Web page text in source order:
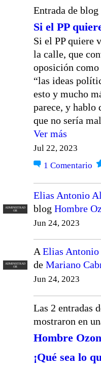
Entrada de blog
Si el PP
Si el PP quiere
la calle, que
oposición como
“las ideas
esto y mucho
parece, y hablo
que no sería
Ver más
Jul 22, 2023
1 Comentario
ADMINISTRAD
OR
Elias Antonio
blog Hombre
Jun 24, 2023
ADMINISTRAD
OR
A Elias Antonio
de Mariano
Jun 24, 2023
Las 2 entradas
mostraron en
Hombre
¡Qué sea lo